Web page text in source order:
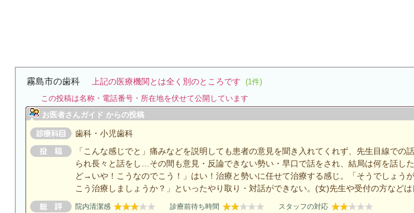
霧島市の歯科 上記の医療機関とは全く別のところです (1件)
この投稿は名称・電話番号・所在地を伏せて公開しています
お医者さんガイド からの投稿
歯科・小児歯科
「こんな感じでと」痛みなどを説明しても患者の意見を聞き入れてくれず、先生目線での
られ長々と話をし…その間も意見・反論できない勢い・早口で話をされ、結局は何を話し
ど→いや！こうなのでこう！」はい！治療と勢いに任せて治療する感じ。「そうでしょう
こう治療しましょうか？」といったやり取り・対話ができない。(女)先生や受付の方などは
院内清潔感 診療前待ち時間
スタッフの対応